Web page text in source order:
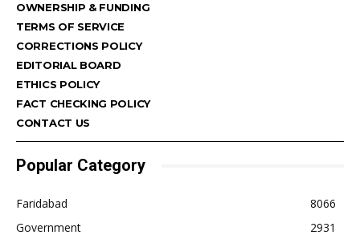
OWNERSHIP & FUNDING
TERMS OF SERVICE
CORRECTIONS POLICY
EDITORIAL BOARD
ETHICS POLICY
FACT CHECKING POLICY
CONTACT US
Popular Category
Faridabad
8066
Government
2931